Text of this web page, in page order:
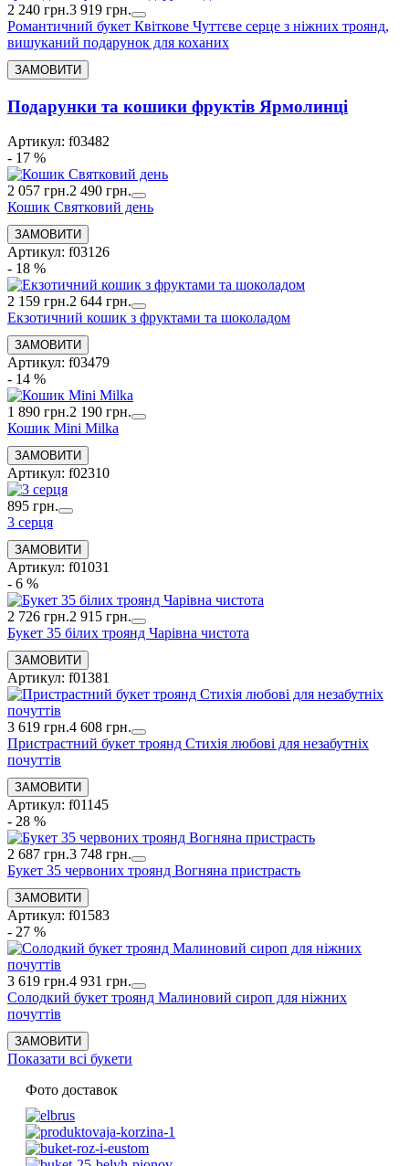
2 240 грн.3 919 грн.
Романтичний букет Квіткове Чуттєве серце з ніжних троянд,
вишуканий подарунок для коханих
Подарунки та кошики фруктів Ярмолинці
Артикул: f03482
- 17 %
2 057 грн.2 490 грн.
Кошик Святковий день
Артикул: f03126
- 18 %
2 159 грн.2 644 грн.
Екзотичний кошик з фруктами та шоколадом
Артикул: f03479
- 14 %
1 890 грн.2 190 грн.
Кошик Mini Milka
Артикул: f02310
895 грн.
3 серця
Артикул: f01031
- 6 %
2 726 грн.2 915 грн.
Букет 35 білих троянд Чарівна чистота
Артикул: f01381
3 619 грн.4 608 грн.
Пристрастний букет троянд Стихія любові для незабутніх
почуттів
Артикул: f01145
- 28 %
2 687 грн.3 748 грн.
Букет 35 червоних троянд Вогняна пристрасть
Артикул: f01583
- 27 %
3 619 грн.4 931 грн.
Солодкий букет троянд Малиновий сироп для ніжних
почуттів
Показати всі букети
Фото доставок